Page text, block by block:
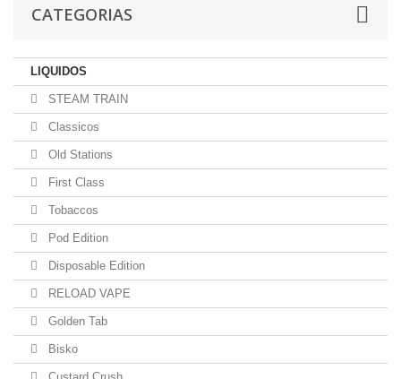
CATEGORIAS
LIQUIDOS
STEAM TRAIN
Classicos
Old Stations
First Class
Tobaccos
Pod Edition
Disposable Edition
RELOAD VAPE
Golden Tab
Bisko